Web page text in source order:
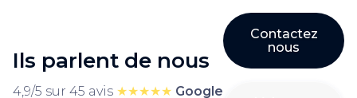
Ils parlent de nous
4,9/5 sur 45 avis ★★★★★ Google
Contactez
nous